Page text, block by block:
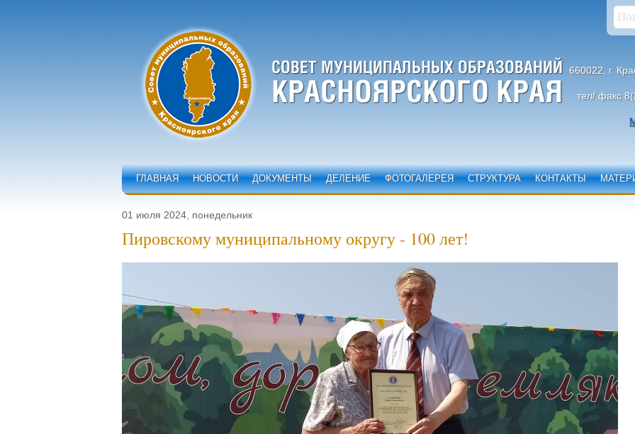
660022, г.
тел/ факс
ГЛАВНАЯ НОВОСТИ ДОКУМЕНТЫ ДЕЛЕНИЕ ФОТОГАЛЕРЕЯ СТРУКТУРА КОНТАКТЫ
01 июля 2024, понедельник
Пировскому муниципальному округу - 100 лет!